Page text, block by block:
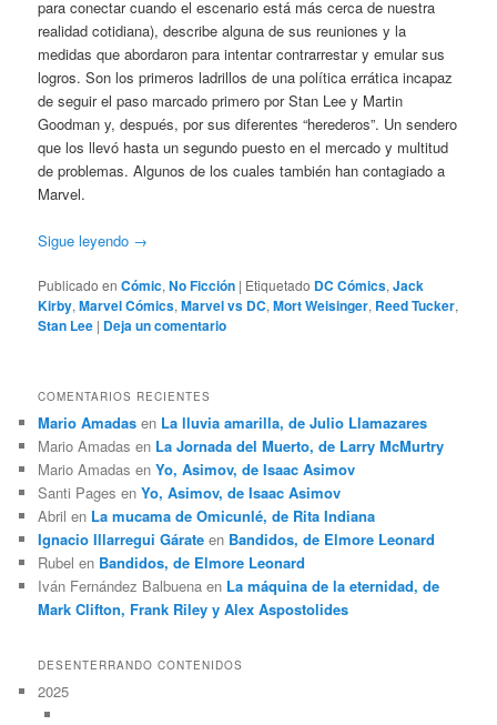
para conectar cuando el escenario está más cerca de nuestra
realidad cotidiana), describe alguna de sus reuniones y la
medidas que abordaron para intentar contrarrestar y emular sus
logros. Son los primeros ladrillos de una política errática incapaz
de seguir el paso marcado primero por Stan Lee y Martin
Goodman y, después, por sus diferentes “herederos”. Un sendero
que los llevó hasta un segundo puesto en el mercado y multitud
de problemas. Algunos de los cuales también han contagiado a
Marvel.
Sigue leyendo →
Publicado en Cómic,No Ficción | Etiquetado DC Cómics,Jack
Kirby,Marvel Cómics,Marvel vs DC,Mort Weisinger, Reed Tucker,
Stan Lee | Deja un comentario
COMENTARIOS RECIENTES
Mario Amadas en La lluvia amarilla, de Julio Llamazares
Mario Amadas en La Jornada del Muerto, de Larry McMurtry
Mario Amadas enYo, Asimov, de Isaac Asimov
Santi Pages enYo, Asimov, de Isaac Asimov
Abril en La mucama de Omicunlé, de Rita Indiana
Ignacio Illarregui Gárate en Bandidos, de Elmore Leonard
Rubel en Bandidos, de Elmore Leonard
Iván Fernández Balbuena en La máquina de la eternidad, de
Mark Clifton, Frank Riley y Alex Aspostolides
DESENTERRANDO CONTENIDOS
2025